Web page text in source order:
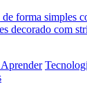
forma simples
decorado com